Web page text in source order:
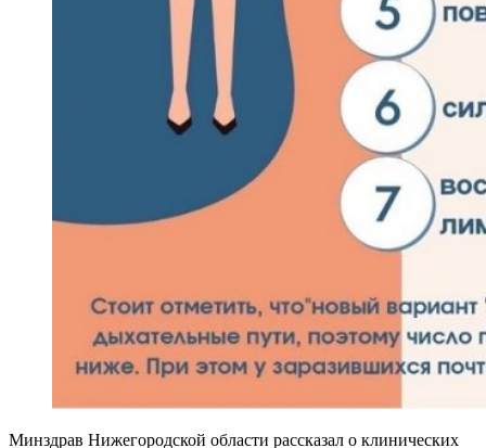
Минздрав Нижегородской области рассказал о клинических